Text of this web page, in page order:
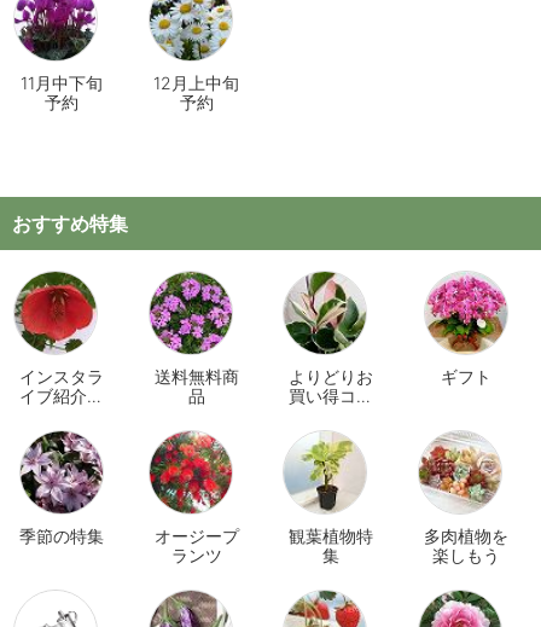
11月中下旬
予約
12月上中旬
予約
おすすめ特集
インスタラ
イブ紹介商
送料無料商
品
よりどりお
買い得コー
ギフト
季節の特集
オージープ
ランツ
観葉植物特
集
多肉植物を
楽しもう